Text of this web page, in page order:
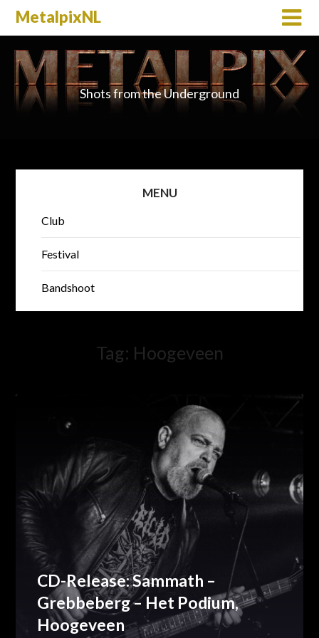
MetalpixNL
Shots from the Underground
MENU
Club
Festival
Bandshoot
Tag: Hoogeveen
CD-Release: Sammath –
Grebbeberg – Het Podium,
Hoogeveen